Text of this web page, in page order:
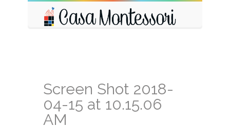
Screen Shot 2018-
04-15 at 10.15.06
AM